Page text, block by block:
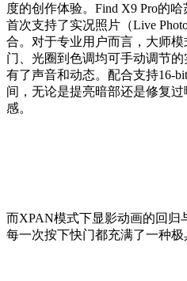
度的创作体验。Find X9 Pro的
首次支持了实况照片（Live
合。对于专业用户而言，大师
门、光圈到色调均可手动调节
有了声音和动态。配合支持16-
间，无论是提亮暗部还是修复
感。
而XPAN模式下显影动画的回归
每一次按下快门都充满了一种极